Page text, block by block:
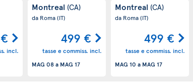
incl.
Montreal (CA)
da Roma(IT)
499 €
tasse e commiss. incl.
MAG 08a MAG 17
Montreal (CA)
da Roma(IT)
499 €
tasse e commiss. incl.
MAG 10 a MAG 17